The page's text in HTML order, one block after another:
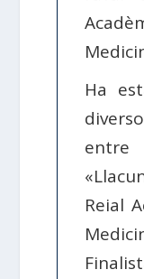
Ha
entre
Reial